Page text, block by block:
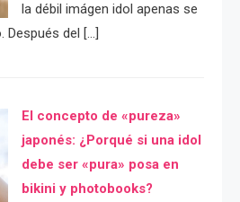
la débil imágen idol apenas se
del […]
El concepto de «pureza»
japonés: ¿Porqué si una idol
debe ser «pura» posa en
bikini y photobooks?